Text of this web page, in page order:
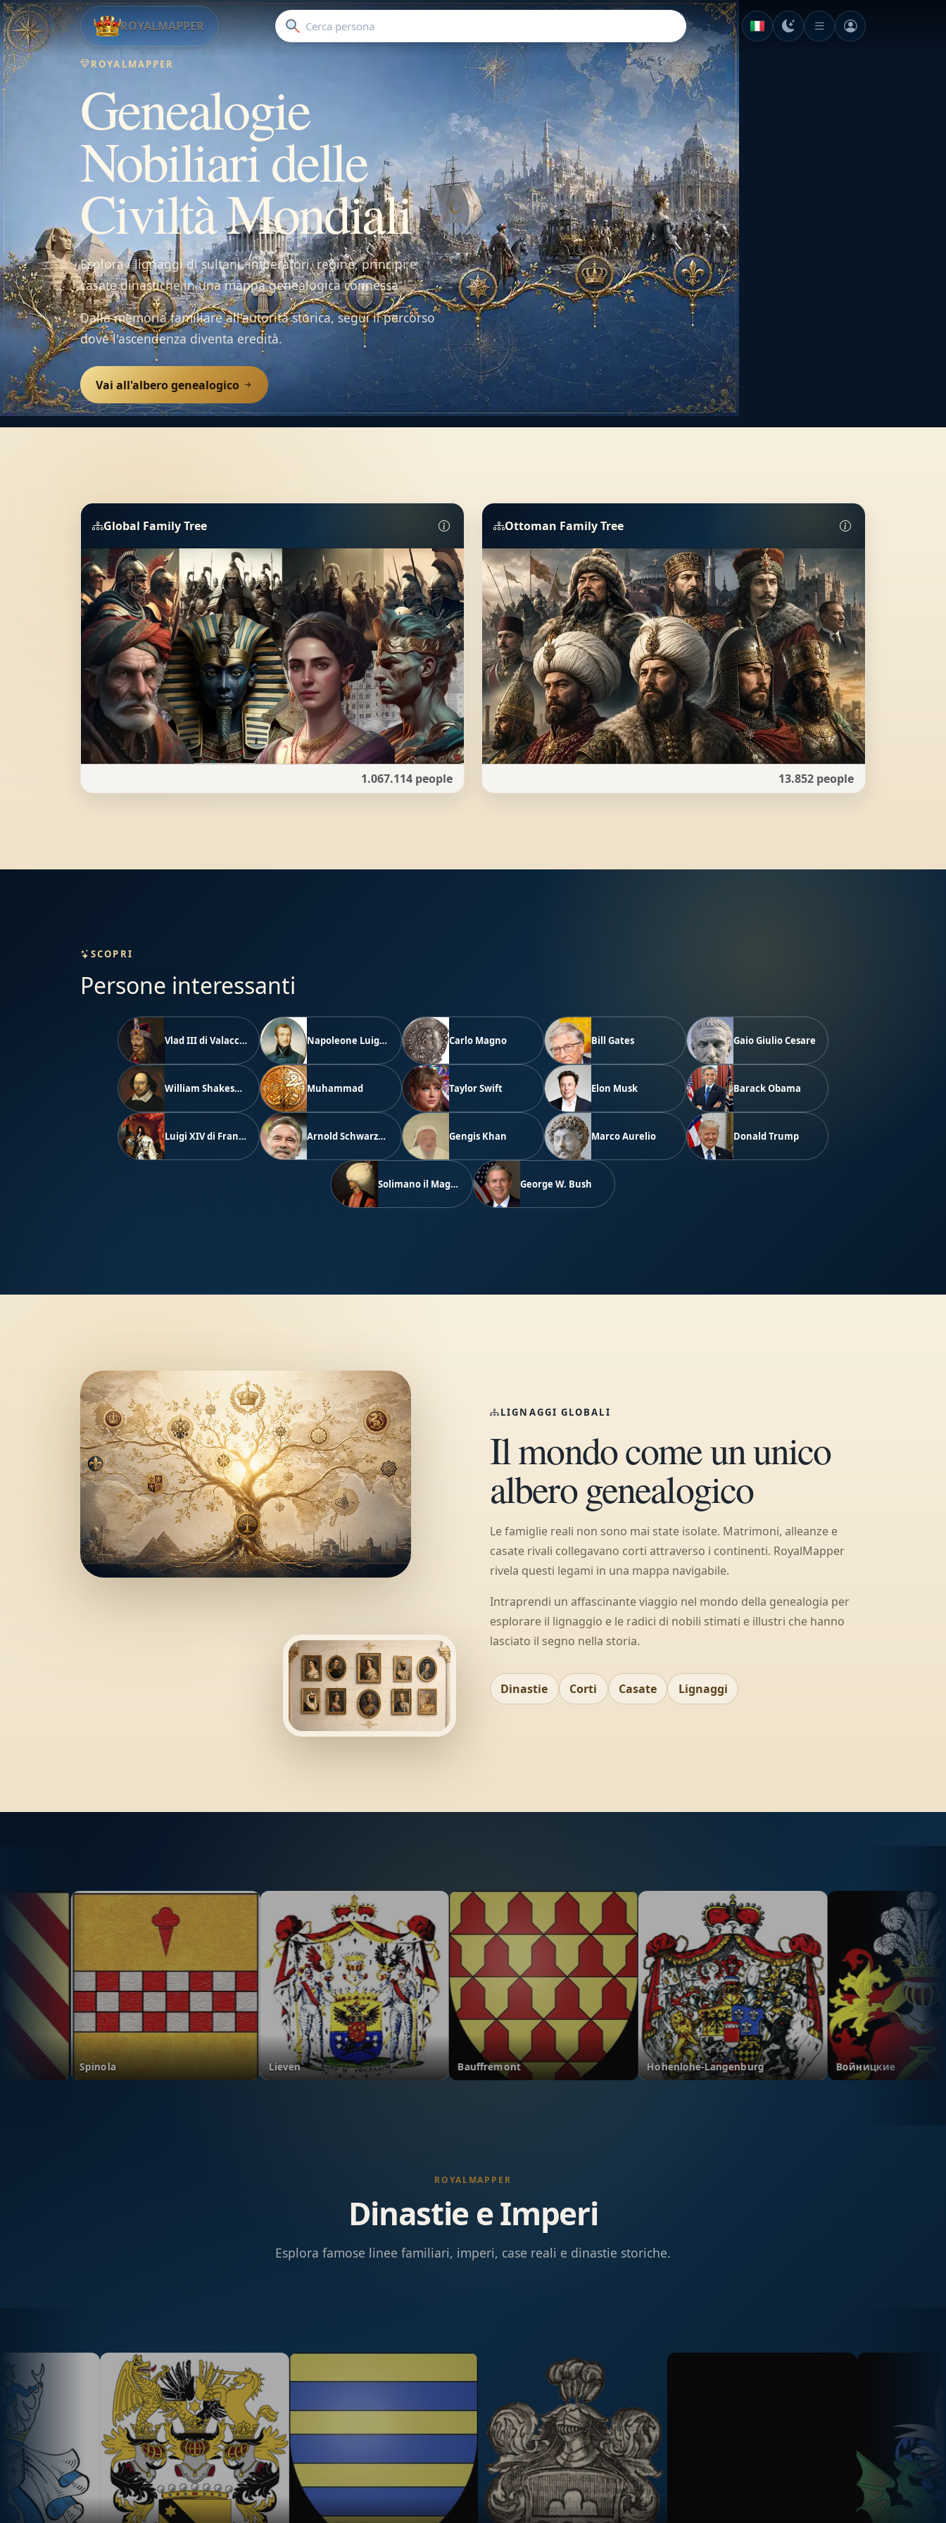
ROYALMAPPER
ROYALMAPPER
Genealogie
Nobiliari delle
Civiltà Mondiali
Esplora i lignaggi di sultani, imperatori, regine, principi e
casate dinastiche in una mappa genealogica connessa
Dalla memoria familiare all'autorità storica, segui il percorso
dove l'ascendenza diventa eredità.
Vai all'albero genealogico
Global Family Tree
1.067.114 people
Ottoman Family Tree
13.852 people
SCOPRI
Persone interessanti
Vlad III di Valacchia Napoleone Luigi Bonaparte Carlo Magno Bill Gates Gaio Giulio Cesare
William Shakespeare Muhammad Taylor Swift Elon Musk Barack Obama
Luigi XIV di Francia Arnold Schwarzenegger Gengis Khan Marco Aurelio Donald Trump
Solimano il Magnifico George W. Bush
LIGNAGGI GLOBALI
Il mondo come un unico
albero genealogico
Le famiglie reali non sono mai state isolate. Matrimoni, alleanze e
casate rivali collegavano corti attraverso i continenti. RoyalMapper
rivela questi legami in una mappa navigabile.
Intraprendi un affascinante viaggio nel mondo della genealogia per
esplorare il lignaggio e le radici di nobili stimati e illustri che hanno
lasciato il segno nella storia.
Dinastie Corti Casate Lignaggi
Lieven Bauffremont Hohenlohe-Langenburg Войницкие
ROYALMAPPER
Dinastie e Imperi
Esplora famose linee familiari, imperi, case reali e dinastie storiche.